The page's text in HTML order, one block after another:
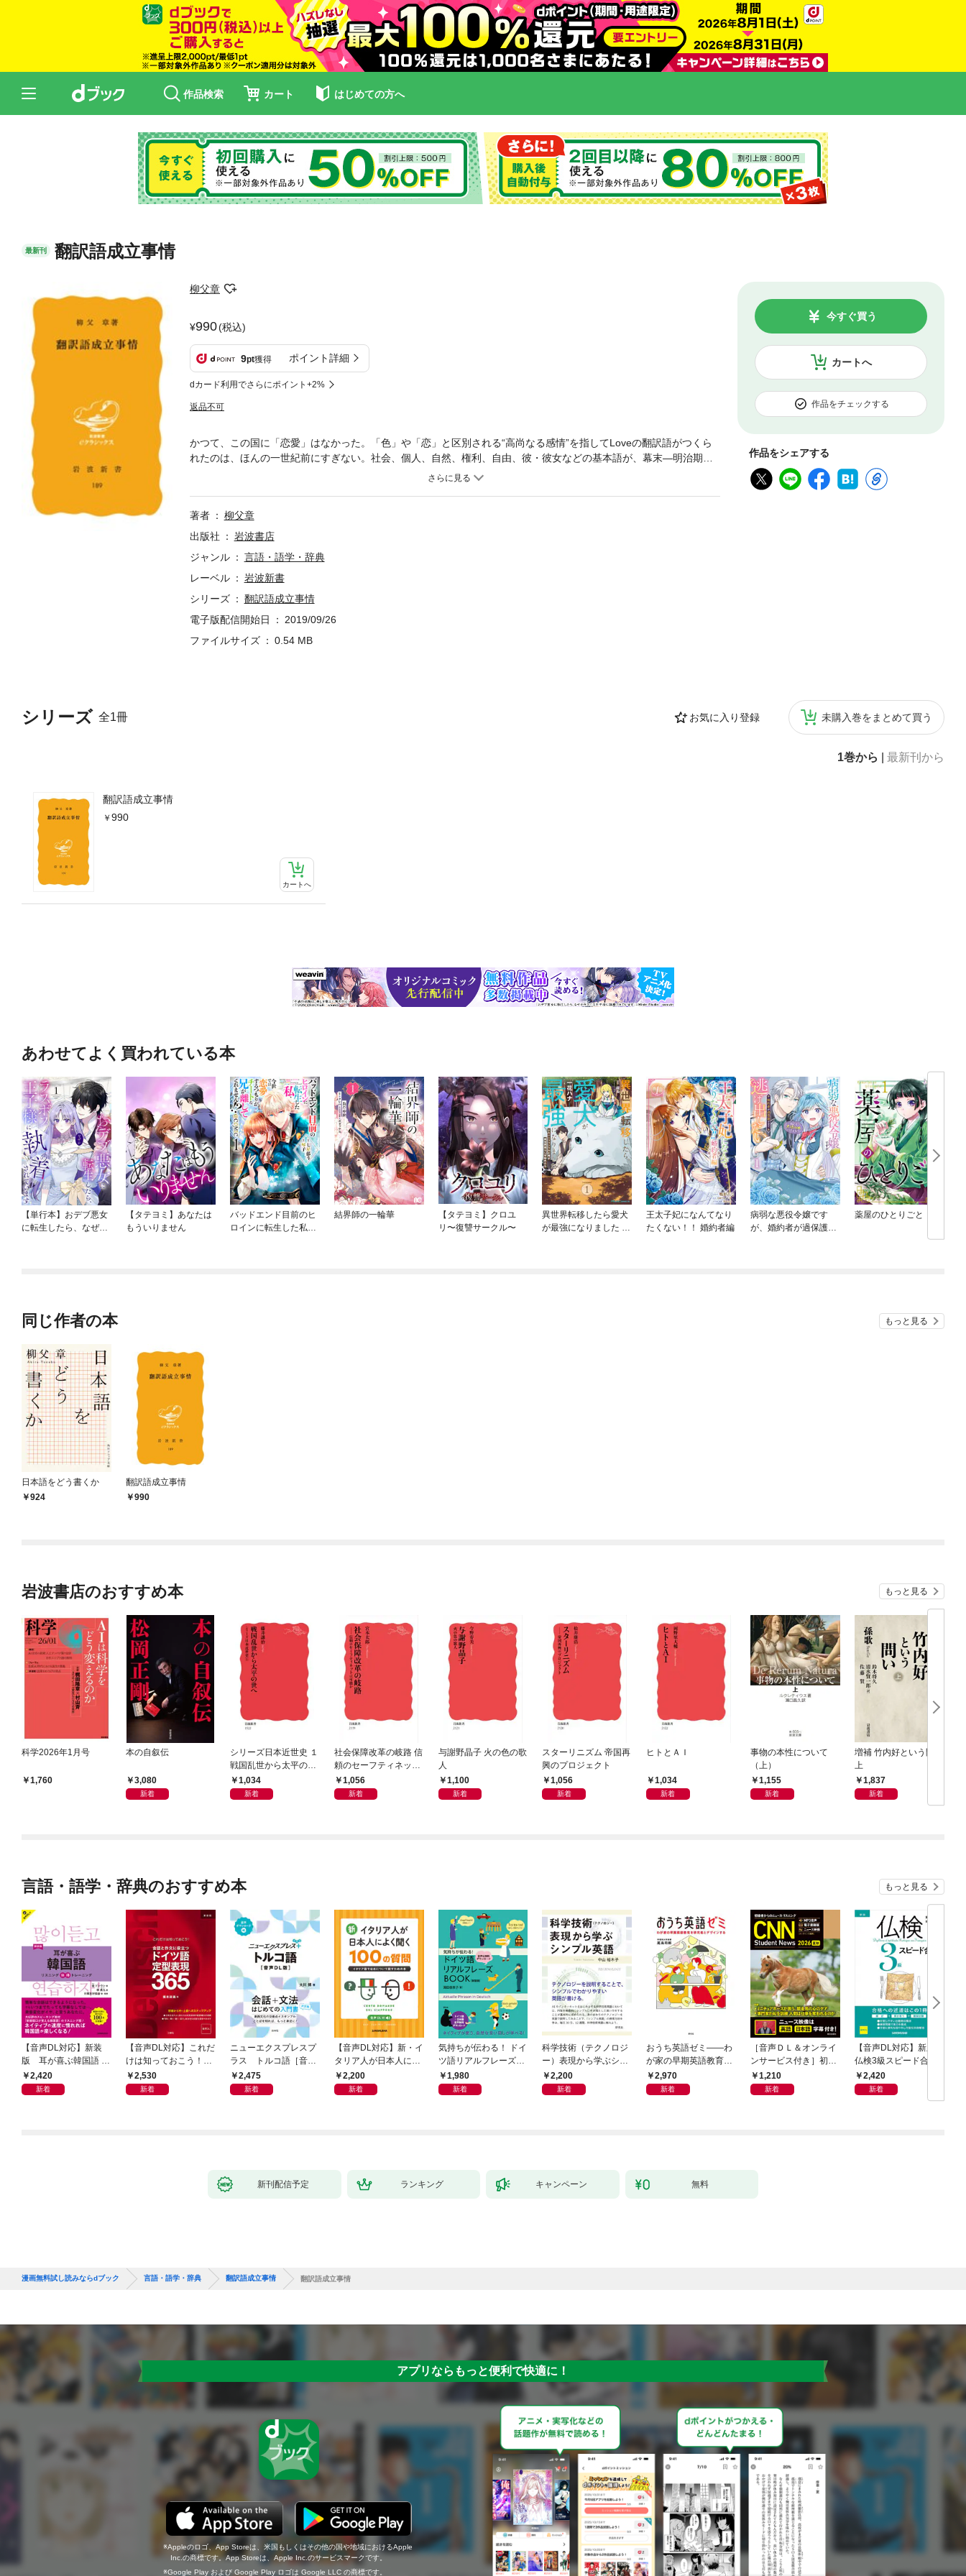
作品検索 カート はじめての方へ
最新刊 翻訳語成立事情
柳父章
990(税込)
9pt獲得 ポイント詳細
dカード利用でさらにポイント+2%
返品不可
カートへ
今すぐ買う
作品をチェックする
作品をシェアする
シリーズ 全1冊 お気に入り登録 未購入巻をまとめて買う
1巻から 最新刊から
翻訳語成立事情
990
カートへ
かつて、この国に「恋愛」はなかった。「色」や「恋」と区別される“高尚なる感情”を指してLoveの翻訳語がつくら
れたのは、ほんの一世紀前にすぎない。社会、個人、自然、権利、自由、彼・彼女などの基本語が、幕末―明治期の
人びとのどのような知的格闘の中から生まれ、日本人のものの見方をどう導いてきたかを明らかにする。
著者
柳父章
出版社
岩波書店
ジャンル
言語・語学・辞典
レーベル
岩波新書
シリーズ
翻訳語成立事情
電子版配信開始日
2019/09/26
ファイルサイズ
0.54 MB
あわせてよく買われている本
【単行本】おデブ悪女
に転生したら、なぜか
【タテヨミ】あなたは
もういりません
バッドエンド目前のヒ
ロインに転生した私、
結界師の一輪華
【タテヨミ】クロユ
リ〜復讐サークル〜
異世界転移したら愛犬
が最強になりました ～
王太子妃になんてなり
たくない！！ 婚約者編
病弱な悪役令嬢です
が、婚約者が過保護す
薬屋のひとりごと
同じ作者の本 もっと見る
日本語をどう書くか
924
翻訳語成立事情
990
岩波書店のおすすめ本 もっと見る
科学2026年1月号
1,760
本の自叙伝
3,080
新着
シリーズ日本近世史 １
戦国乱世から太平の世
へ1,034
新着
社会保障改革の岐路 信
頼のセーフティネット
は可能か
1,056
新着
与謝野晶子 火の色の歌
人
1,100
新着
スターリニズム 帝国再
興のプロジェクト
1,056
新着
ヒトとＡＩ
1,034
新着
事物の本性について
（上）
1,155
新着
増補 竹内好という問い
上
1,837
新着
言語・語学・辞典のおすすめ本 もっと見る
【音声DL対応】新装
版 耳が喜ぶ韓国語 リ
スニング体得トレーニ
ング
2,420
新着
【音声DL対応】これだ
けは知っておこう！
新装版 会話と作文に役
立つドイツ語定型表現
2,530
新着
ニューエクスプレスプ
ラス トルコ語［音声
DL版］
2,475
新着
【音声DL対応】新・イ
タリア人が日本人によ
く聞く100の質問
2,200
新着
気持ちが伝わる！ ドイ
ツ語リアルフレーズB
OOK〈新装版〉
1,980
新着
科学技術（テクノロジ
ー）表現から学ぶシン
プル英語
2,200
新着
おうち英語ゼミ――わ
が家の早期英語教育を
研究者とデザインする
2,970
新着
［音声ＤＬ＆オンライ
ンサービス付き］初級
者からのニュース・リ
スニング CNN Student
1,210
新着
【音声DL対応】新版
仏検3級スピード合格
2,420
新着
新刊配信予定 ランキング キャンペーン 無料
漫画無料試し読みならdブック 言語・語学・辞典 翻訳語成立事情 翻訳語成立事情
アプリならもっと便利で快適に！
Appleのロゴ、App Storeは、米国もしくはその他の国や地域におけるApple
Inc.の商標です。App Storeは、Apple Inc.のサービスマークです。
Google Play および Google Play ロゴは Google LLC の商標です。